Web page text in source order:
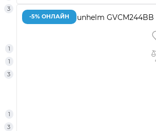
3
1
1
3
1
3
-5% ОНЛАЙН